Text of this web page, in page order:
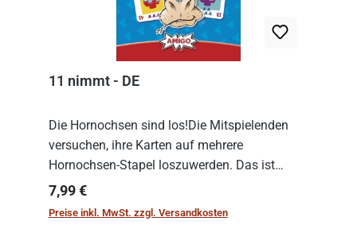
11 nimmt - DE
Die Hornochsen sind los!Die Mitspielenden
versuchen, ihre Karten auf mehrere
Hornochsen-Stapel loszuwerden. Das ist
kniffliger als gedacht, denn die Differenz
zwischen ausgespielter Karte und der
Regulärer Preis:
7,99 €
Preise inkl. MwSt. zzgl. Versandkosten